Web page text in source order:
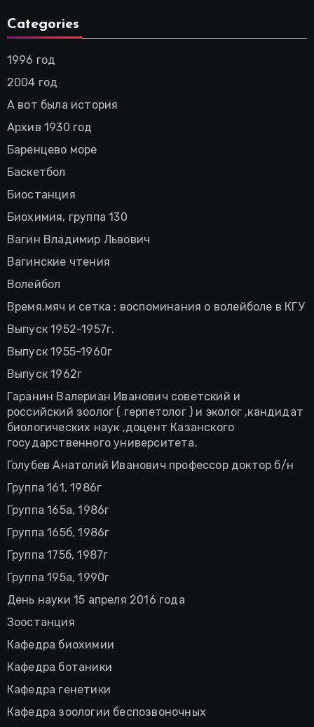
Categories
1996 год
2004 год
А вот была история
Архив 1930 год
Баренцево море
Баскетбол
Биостанция
Биохимия, группа 130
Вагин Владимир Львович
Вагинские чтения
Волейбол
Время.мяч и сетка : воспоминания о волейболе в КГУ
Выпуск 1952-1957г.
Выпуск 1955-1960г
Выпуск 1962г
Гаранин Валериан Иванович советский и
российский зоолог ( герпетолог ) и эколог ,кандидат
биологических наук ,доцент Казанского
государственного университета.
Голубев Анатолий Иванович профессор доктор б/н
Группа 161, 1986г
Группа 165а, 1986г
Группа 165б, 1986г
Группа 175б, 1987г
Группа 195а, 1990г
День науки 15 апреля 2016 года
Зоостанция
Кафедра биохимии
Кафедра ботаники
Кафедра генетики
Кафедра зоологии беспозвоночных